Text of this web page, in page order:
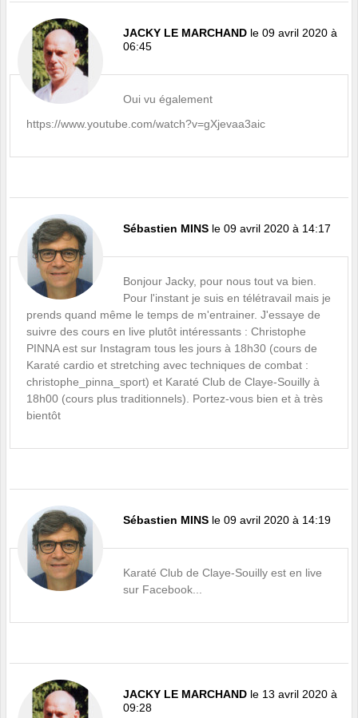
JACKY LE MARCHAND le 09 avril 2020 à
06:45
Oui vu également
https://www.youtube.com/watch?v=gXjevaa3aic
Sébastien MINS le 09 avril 2020 à 14:17
Bonjour Jacky, pour nous tout va bien.
Pour l'instant je suis en télétravail mais je
prends quand même le temps de m'entrainer. J'essaye de
suivre des cours en live plutôt intéressants : Christophe
PINNA est sur Instagram tous les jours à 18h30 (cours de
Karaté cardio et stretching avec techniques de combat :
christophe_pinna_sport) et Karaté Club de Claye-Souilly à
18h00 (cours plus traditionnels). Portez-vous bien et à très
bientôt
Sébastien MINS le 09 avril 2020 à 14:19
Karaté Club de Claye-Souilly est en live
sur Facebook...
JACKY LE MARCHAND le 13 avril 2020 à
09:28